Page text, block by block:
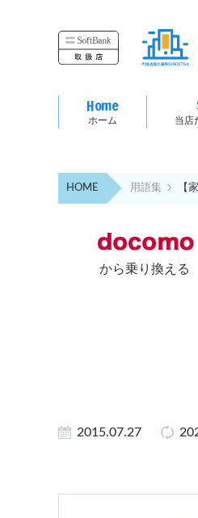
Home
ホーム 当店
HOME 用語集 【
から乗り換える
2015.07.27